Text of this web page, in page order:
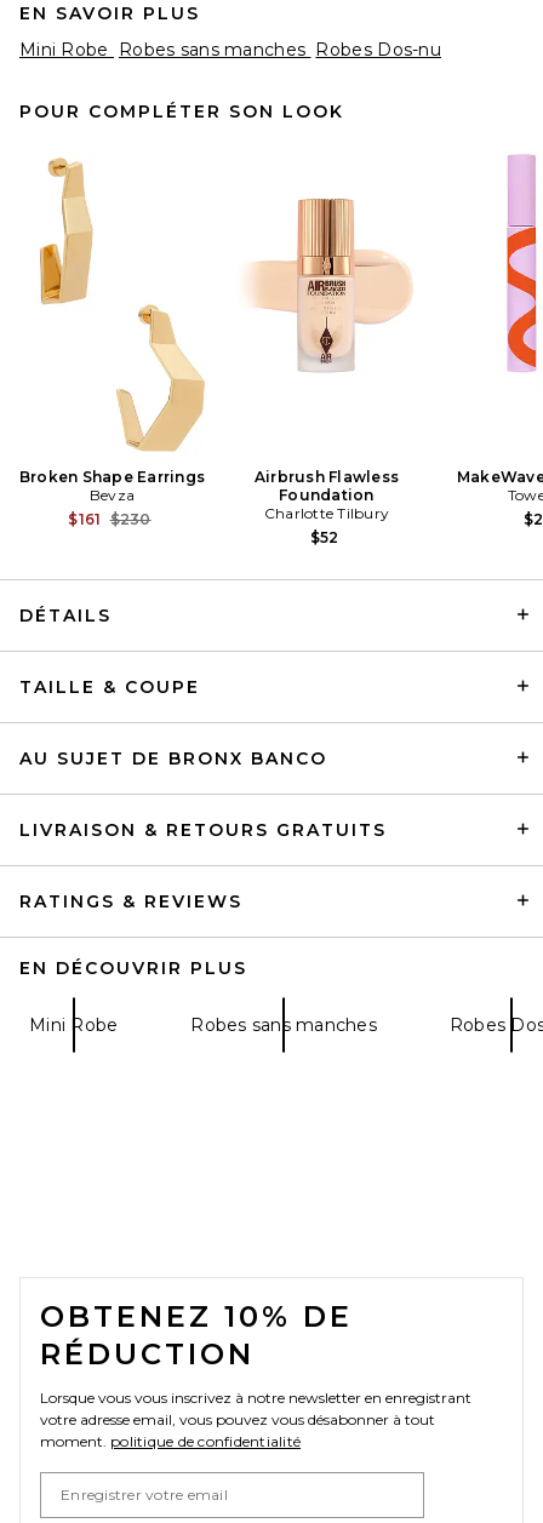
THE ATTICO Belted Mini
Prix Avant Réduction:
Black
$228
EN SAVOIR PLUS
Mini Robe
Robes sans manches Robes Dos-nu
POUR COMPLÉTER SON LOOK
Broken Shape Earrings
Bevza
$161 Previous price:
$230
Airbrush Flawless
Foundation
Charlotte Tilbury
$52
DÉTAILS
TAILLE & COUPE
AU SUJET DE BRONX BANCO
LIVRAISON & RETOURS GRATUITS
RATINGS & REVIEWS
EN DÉCOUVRIR PLUS
Mini Robe Robes sans manches Robes
FOOTER
OBTENEZ 10% DE
RÉDUCTION
Lorsque vous vous inscrivez à notre newsletter en enregistrant
votre adresse email, vous pouvez vous désabonner à tout
moment. politique de confidentialité